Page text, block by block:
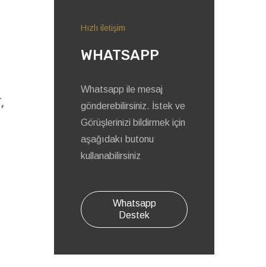
Hızlı iletişim
WHATSAPP
Whatsapp ile mesaj
gönderebilirsiniz. İstek ve
Görüşlerinizi bildirmek için
aşağıdakı butonu
kullanabilirsiniz
Whatsapp
Destek